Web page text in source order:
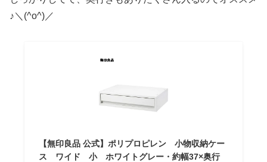
♪＼(^o^)／
【無印良品 公式】ポリプロピレン 小物収納ケー
ス ワイド 小 ホワイトグレー・約幅37×奥行